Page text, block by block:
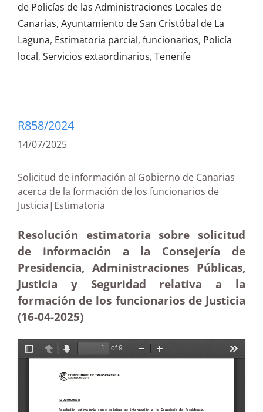
de Policías de las Administraciones Locales de
Canarias, Ayuntamiento de San Cristóbal de La
Laguna, Estimatoria parcial, funcionarios, Policía
local, Servicios extaordinarios, Tenerife
R858/2024
14/07/2025
Solicitud de información al Gobierno de Canarias
acerca de la formación de los funcionarios de
Justicia|Estimatoria
Resolución estimatoria sobre solicitud
de información a la Consejería de
Presidencia, Administraciones Públicas,
Justicia y Seguridad relativa a la
formación de los funcionarios de Justicia
(16-04-2025)